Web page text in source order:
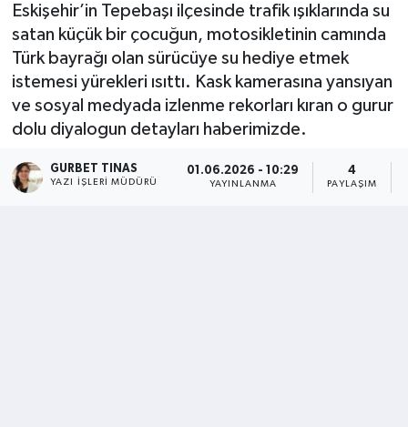
Eskişehir’in Tepebaşı ilçesinde trafik ışıklarında su
satan küçük bir çocuğun, motosikletinin camında
Türk bayrağı olan sürücüye su hediye etmek
istemesi yürekleri ısıttı. Kask kamerasına yansıyan
ve sosyal medyada izlenme rekorları kıran o gurur
dolu diyalogun detayları haberimizde.
GURBET TINAS
YAZI İŞLERI MÜDÜRÜ
01.06.2026 - 10:29
YAYINLANMA
4
PAYLAŞIM
Kültür - Sanat
Yaşam